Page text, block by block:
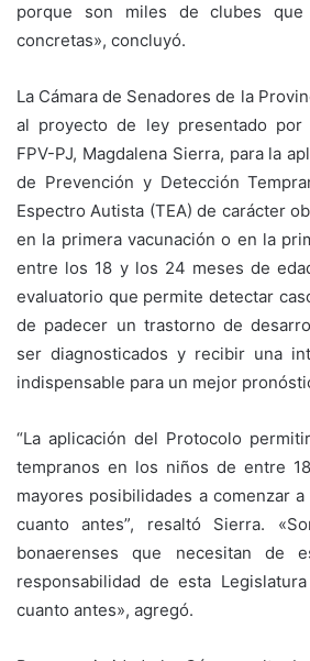
porque son miles de clubes que
concretas», concluyó.
La Cámara de Senadores de la
al proyecto de ley presentado
FPV-PJ, Magdalena Sierra, para la
de Prevención y Detección
Espectro Autista (TEA) de carácter
en la primera vacunación o en la
entre los 18 y los 24 meses de
evaluatorio que permite detectar
de padecer un trastorno de
ser diagnosticados y recibir una
indispensable para un mejor
“La aplicación del Protocolo
tempranos en los niños de entre
mayores posibilidades a comenzar
cuanto antes”, resaltó Sierra.
bonaerenses que necesitan de
responsabilidad de esta
cuanto antes», agregó.